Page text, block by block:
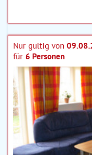
Nur gültig von
für 6 Personen